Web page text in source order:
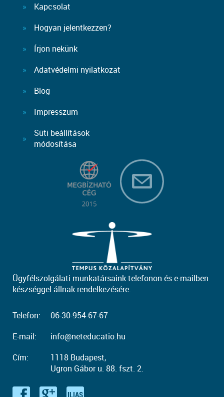
Kapcsolat
Hogyan jelentkezzen?
Írjon nekünk
Adatvédelmi nyilatkozat
Blog
Impresszum
Süti beállítások
módosítása
Ügyfélszolgálati munkatársaink telefonon és e-mailben
készséggel állnak rendelkezésére.
Telefon:
06-30-954-67-67
E-mail:
info@neteducatio.hu
Cím:
1118 Budapest,
Ugron Gábor u. 88. fszt. 2.